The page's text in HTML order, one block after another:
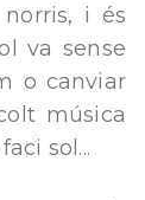
i és
va sense
o canviar
música
sol...